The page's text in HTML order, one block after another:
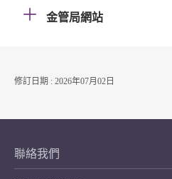
金管局網站
修訂日期 : 2026年07月02日
聯絡我們